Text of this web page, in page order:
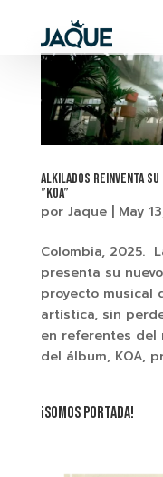
Alkilados reinventa su
”Koa”
por Jaque| May
Colombia, 2025.
presenta su
proyecto musical
artística, sin
en referentes del
del álbum, KOA,
¡SOMOS PORTADA!